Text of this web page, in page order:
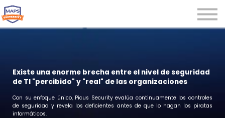
Seminarios
Iniciar sesión
Registrarse
Existe una enorme brecha entre el nivel de seguridad
de TI "percibido" y "real" de las organizaciones
Con su enfoque único, Picus Security evalúa continuamente los controles
de seguridad y revela los deficientes antes de que lo hagan los piratas
informáticos.